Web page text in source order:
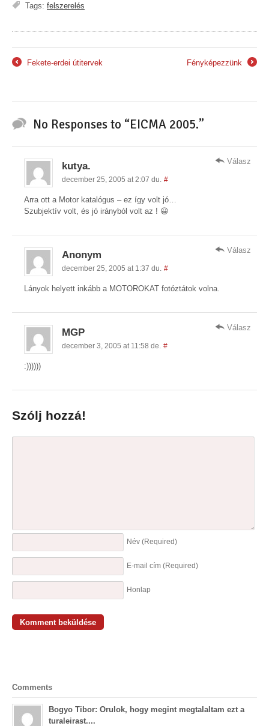
Tags: felszerelés
Fekete-erdei útitervek
Fényképezzünk
No Responses to “EICMA 2005.”
kutya.
december 25, 2005 at 2:07 du. #
Arra ott a Motor katalógus – ez így volt jó…
Szubjektív volt, és jó irányból volt az ! 😀
Válasz
Anonym
december 25, 2005 at 1:37 du. #
Lányok helyett inkább a MOTOROKAT fotóztátok volna.
Válasz
MGP
december 3, 2005 at 11:58 de. #
:))))))
Válasz
Szólj hozzá!
Név (Required)
E-mail cím (Required)
Honlap
Comments
Bogyo Tibor: Orulok, hogy megint megtalaltam ezt a
turaleirast....